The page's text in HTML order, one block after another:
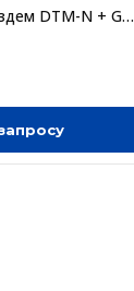
DTM-N + GT-